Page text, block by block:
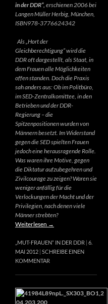
in der DDR“, erschienen 2006 bei
Langen Müller Herbig, München,
ISBN978-3776624342
Als „Hort der
Gleichberechtigung“ wird die
DDR oft dargestellt, als Staat, in
dem Frauen alle Möglichkeiten
offen standen. Doch die Praxis
sah anders aus: Ob im Politbüro,
im SED-Zentralkomittee, in den
Betrieben und der DDR-
Regierung – die
Spitzenpositionen wurden von
Männern besetzt. Im Widerstand
gegen die SED spielten Frauen
jedoch eine herausragende Rolle.
Was waren ihre Motive, gegen
die Diktatur aufzubegehren und
Zivilcourage zu zeigen? Waren sie
weniger anfällig für die
Verlockungen der Macht und der
Privilegien, nach denen viele
Männer strebten?
Weiterlesen →
„MUT-FRAUEN“ IN DER DDR 6.
MAI 2012 SCHREIBE EINEN
KOMMENTAR